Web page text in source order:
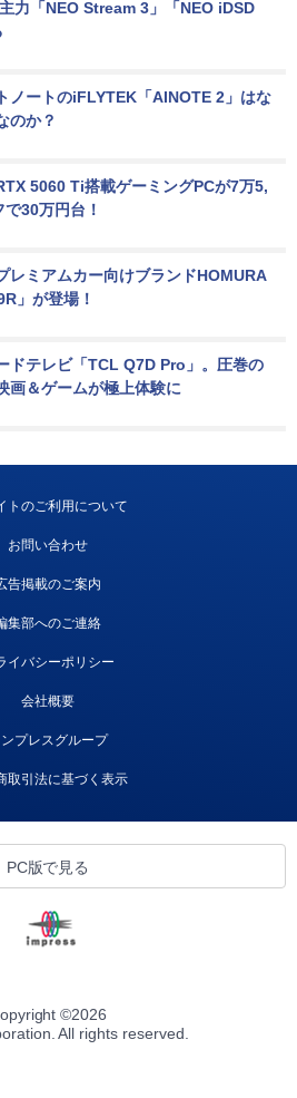
力「NEO Stream 3」「NEO iDSD
ノートのiFLYTEK「AINOTE 2」はな
のか？
5060 Ti搭載ゲーミングPCが7万5,
30万円台！
レミアムカー向けブランドHOMURA
」が登場！
ドテレビ「TCL Q7D Pro」。圧巻の
画＆ゲームが極上体験に
トのご利用について
お問い合わせ
告掲載のご案内
集部へのご連絡
イバシーポリシー
会社概要
プレスグループ
取引法に基づく表示
PC版で見る
©2026
All rights reserved.